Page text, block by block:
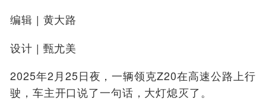
编辑 | 黄大路
设计 | 甄尤美
2025年2月25日夜，一辆领克Z20在高速公路上行
驶，车主开口说了一句话，大灯熄灭了。